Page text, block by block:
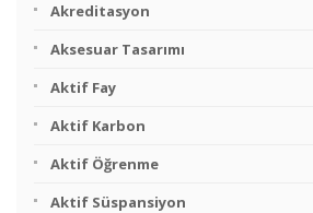
Akreditasyon
Aksesuar Tasarımı
Aktif Fay
Aktif Karbon
Aktif Öğrenme
Aktif Süspansiyon